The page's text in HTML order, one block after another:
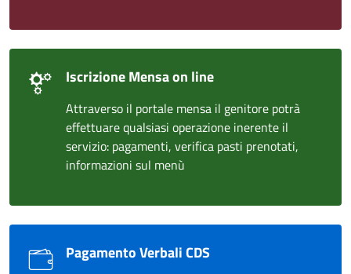
Iscrizione Mensa on line
Attraverso il portale mensa il genitore potrà
effettuare qualsiasi operazione inerente il
servizio: pagamenti, verifica pasti prenotati,
informazioni sul menù
Pagamento Verbali CDS